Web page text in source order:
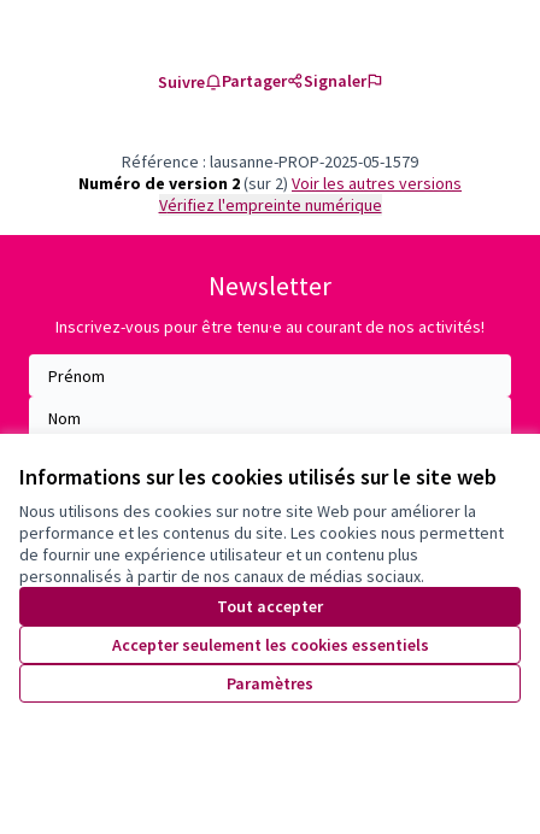
Informations sur les cookies utilisés sur le site web
Nous utilisons des cookies sur notre site Web pour améliorer la
performance et les contenus du site. Les cookies nous permettent
de fournir une expérience utilisateur et un contenu plus
personnalisés à partir de nos canaux de médias sociaux.
Tout accepter
Accepter seulement les cookies essentiels
Paramètres
Suivre Partager Signaler
Référence : lausanne-PROP-2025-05-1579
Numéro de version 2(sur 2)
voir les autres versions
Vérifiez l'empreinte numérique
Newsletter
Inscrivez-vous pour être tenu·e au courant de nos activités!
Conditions d'utilisation
Paramètres des cookies